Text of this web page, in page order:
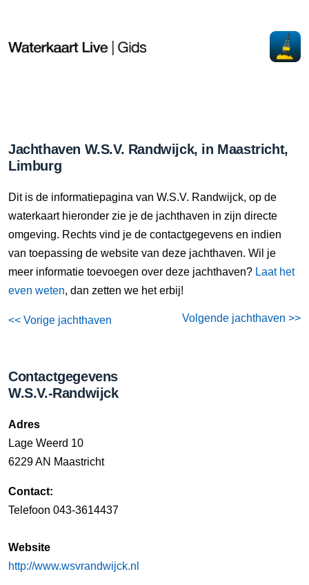
Jachthaven W.S.V. Randwijck, in Maastricht,
Limburg
Dit is de informatiepagina van W.S.V. Randwijck, op de
waterkaart hieronder zie je de jachthaven in zijn directe
omgeving. Rechts vind je de contactgegevens en indien
van toepassing de website van deze jachthaven. Wil je
meer informatie toevoegen over deze jachthaven? Laat het
even weten, dan zetten we het erbij!
<< Vorige jachthaven Volgende jachthaven >>
Contactgegevens
W.S.V.-Randwijck
Adres
Lage Weerd 10
6229 AN Maastricht
Contact:
Telefoon 043-3614437
Website
http://www.wsvrandwijck.nl